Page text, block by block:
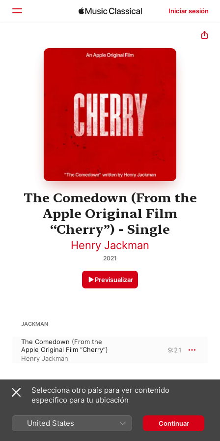
Iniciar sesión
Inicio
The Comedown (From the
Apple Original Film
“Cherry”) - Single
Henry Jackman
2021
Previsualizar
JACKMAN
The Comedown (From the
Apple Original Film “Cherry”)
Henry Jackman
9:21
15 de enero de 2021
1 pista, 9 minutos
℗ 2020 Big C Holdings LLC, under exclusive license to
Soundtrack Records Inc d/b/a Lakeshore Records. All Rights
Reserved. Album Artwork © 2020 Apple Inc.
Selecciona otro país para ver contenido
específico para tu ubicación
United States Continuar